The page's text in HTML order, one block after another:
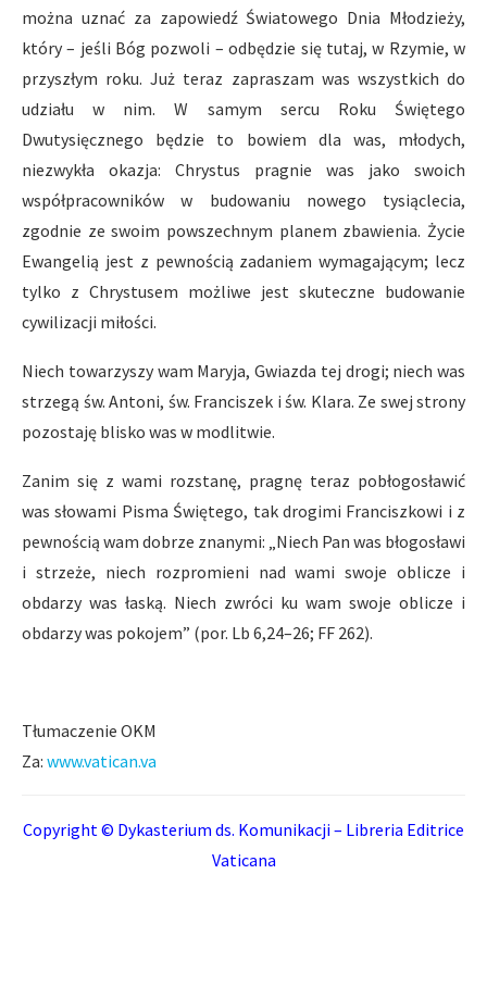
można uznać za zapowiedź Światowego Dnia Młodzieży,
który – jeśli Bóg pozwoli – odbędzie się tutaj, w Rzymie, w
przyszłym roku. Już teraz zapraszam was wszystkich do
udziału w nim. W samym sercu Roku Świętego
Dwutysięcznego będzie to bowiem dla was, młodych,
niezwykła okazja: Chrystus pragnie was jako swoich
współpracowników w budowaniu nowego tysiąclecia,
zgodnie ze swoim powszechnym planem zbawienia. Życie
Ewangelią jest z pewnością zadaniem wymagającym; lecz
tylko z Chrystusem możliwe jest skuteczne budowanie
cywilizacji miłości.
Niech towarzyszy wam Maryja, Gwiazda tej drogi; niech was
strzegą św. Antoni, św. Franciszek i św. Klara. Ze swej strony
pozostaję blisko was w modlitwie.
Zanim się z wami rozstanę, pragnę teraz pobłogosławić
was słowami Pisma Świętego, tak drogimi Franciszkowi i z
pewnością wam dobrze znanymi: „Niech Pan was błogosławi
i strzeże, niech rozpromieni nad wami swoje oblicze i
obdarzy was łaską. Niech zwróci ku wam swoje oblicze i
obdarzy was pokojem” (por. Lb 6,24–26; FF 262).
Tłumaczenie OKM
Za: www.vatican.va
Copyright © Dykasterium ds. Komunikacji – Libreria Editrice
Vaticana